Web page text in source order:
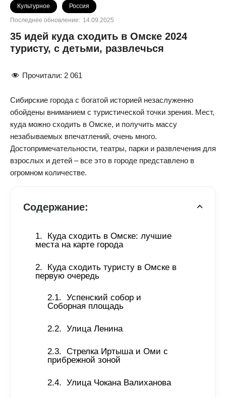
Культурное
Россия
Последнее обновление: 14.09.2025
35 идей куда сходить в Омске 2024
туристу, с детьми, развлечься
Прочитали: 2 061
Сибирские города с богатой историей незаслуженно
обойдены вниманием с туристической точки зрения. Мест,
куда можно сходить в Омске, и получить массу
незабываемых впечатлений, очень много.
Достопримечательности, театры, парки и развлечения для
взрослых и детей – все это в городе представлено в
огромном количестве.
Содержание:
Куда сходить в Омске: лучшие
места на карте города
Куда сходить туристу в Омске в
первую очередь
Успенский собор и
Соборная площадь
Улица Ленина
Стрелка Иртыша и Оми с
прибрежной зоной
Улица Чокана Валиханова